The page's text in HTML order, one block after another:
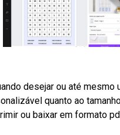
desejar ou até
quanto ao
ou baixar em formato